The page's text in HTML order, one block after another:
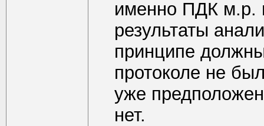
именно ПДК м.р.
результаты
принципе
протоколе не
уже
нет.